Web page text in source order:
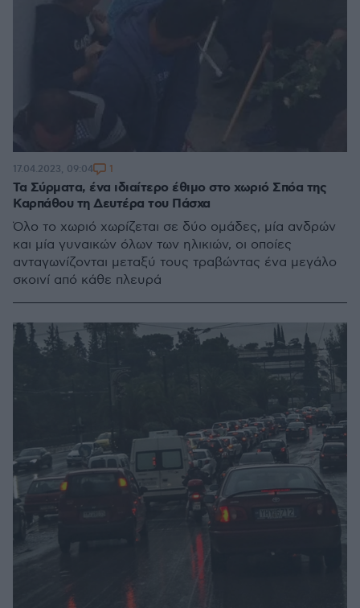
Τα Σύρματα, ένα ιδιαίτερο έθιμο στο χωριό Σπόα της
Καρπάθου τη Δευτέρα του Πάσχα
Όλο το χωριό χωρίζεται σε δύο ομάδες, μία ανδρών
και μία γυναικών όλων των ηλικιών, οι οποίες
ανταγωνίζονται μεταξύ τους τραβώντας ένα μεγάλο
σκοινί από κάθε πλευρά
17.04.2023, 09:04 1